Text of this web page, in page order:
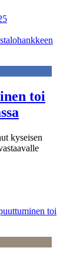
toi
kyseisen
toi